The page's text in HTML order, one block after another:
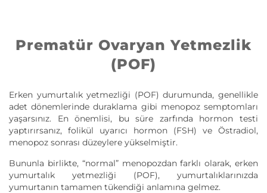
Prematür Ovaryan Yetmezlik
(POF)
Erken yumurtalık yetmezliği (POF) durumunda, genellikle
adet dönemlerinde duraklama gibi menopoz semptomları
yaşarsınız. En önemlisi, bu süre zarfında hormon testi
yaptırırsanız, folikül uyarıcı hormon (FSH) ve Östradiol,
menopoz sonrası düzeylere yükselmiştir.
Bununla birlikte, “normal” menopozdan farklı olarak, erken
yumurtalık yetmezliği (POF), yumurtalıklarınızda
yumurtanın tamamen tükendiği anlamına gelmez.